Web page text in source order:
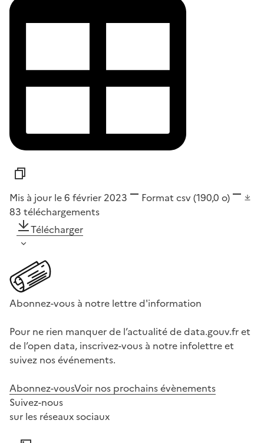
Mis à jour le 6 février 2023 Format csv(190,0 o)
83 téléchargements
Télécharger
Abonnez-vous à notre lettre d'information
Pour ne rien manquer de l’actualité de data.gouv.fr et
de l’open data, inscrivez-vous à notre infolettre et
suivez nos événements.
Abonnez-vousVoir nos prochains évènements
Suivez-nous
sur les réseaux sociaux